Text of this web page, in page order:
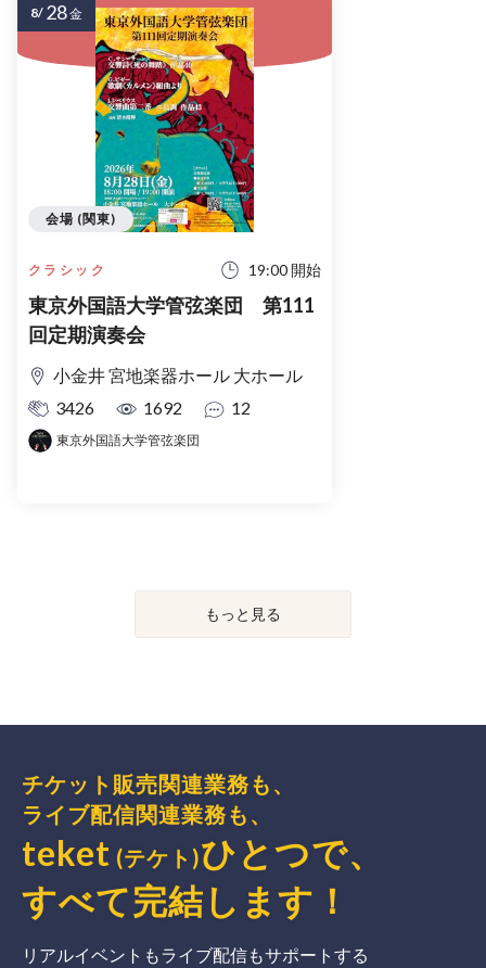
クラシック 19:00 開始
東京外国語大学管弦楽団 第111
回定期演奏会
小金井 宮地楽器ホール 大ホール
3426
1692 12
東京外国語大学管弦楽団
会場 (関東)
8/ 28金
もっと見る
チケット販売関連業務も、
ライブ配信関連業務も、
teket (テケト)ひとつで、
すべて完結 します ！
リアルイベントもライブ配信もサポートする